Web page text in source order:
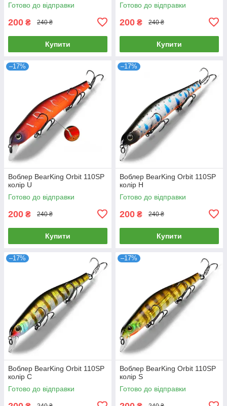
Готово до відправки
200 ₴ 240 ₴
Купити
Готово до відправки
200 ₴ 240 ₴
Купити
–17%
Воблер BearKing Orbit 110SP
колір U
Готово до відправки
200 ₴ 240 ₴
Купити
–17%
Воблер BearKing Orbit 110SP
колір H
Готово до відправки
200 ₴ 240 ₴
Купити
–17%
Воблер BearKing Orbit 110SP
колір C
Готово до відправки
–17%
Воблер BearKing Orbit 110SP
колір S
Готово до відправки